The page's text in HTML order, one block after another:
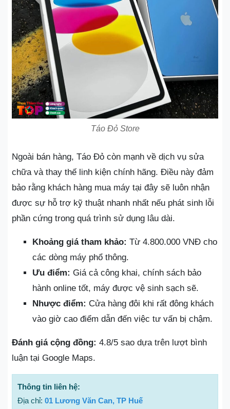
Táo Đỏ Store
Ngoài bán hàng, Táo Đỏ còn mạnh về dịch vụ sửa
chữa và thay thế linh kiện chính hãng. Điều này đảm
bảo rằng khách hàng mua máy tại đây sẽ luôn nhận
được sự hỗ trợ kỹ thuật nhanh nhất nếu phát sinh lỗi
phần cứng trong quá trình sử dụng lâu dài.
Khoảng giá tham khảo: Từ 4.800.000 VNĐ cho
các dòng máy phổ thông.
Ưu điểm: Giá cả công khai, chính sách bảo
hành online tốt, máy được vệ sinh sạch sẽ.
Nhược điểm: Cửa hàng đôi khi rất đông khách
vào giờ cao điểm dẫn đến việc tư vấn bị chậm.
Đánh giá cộng đồng: 4.8/5 sao dựa trên lượt bình
luận tại Google Maps.
Thông tin liên hệ:
Địa chỉ: 01 Lương Văn Can, TP Huế